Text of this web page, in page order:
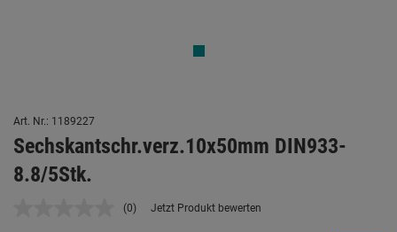
Art. Nr.: 1189227
Sechskantschr.verz.10x50mm DIN933-
8.8/5Stk.
Kein
(0) Jetzt Produkt bewerten